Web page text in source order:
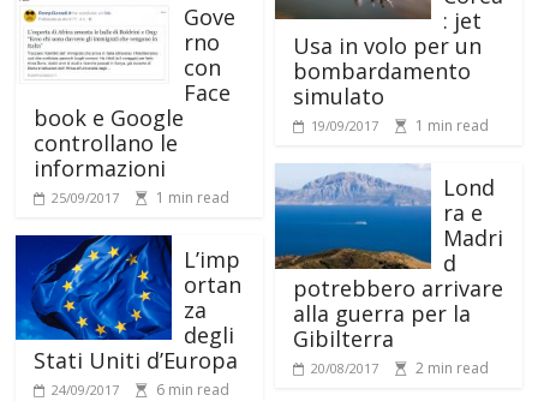
Gove
rno
con
Face
book e Google
controllano le
informazioni
25/09/2017 1 min read
L’imp
ortan
za
degli
Stati Uniti d’Europa
24/09/2017 6 min read
: jet
Usa in volo per un
bombardamento
simulato
19/09/2017 1 min read
Lond
ra e
Madri
d
potrebbero arrivare
alla guerra per la
Gibilterra
20/08/2017 2 min read